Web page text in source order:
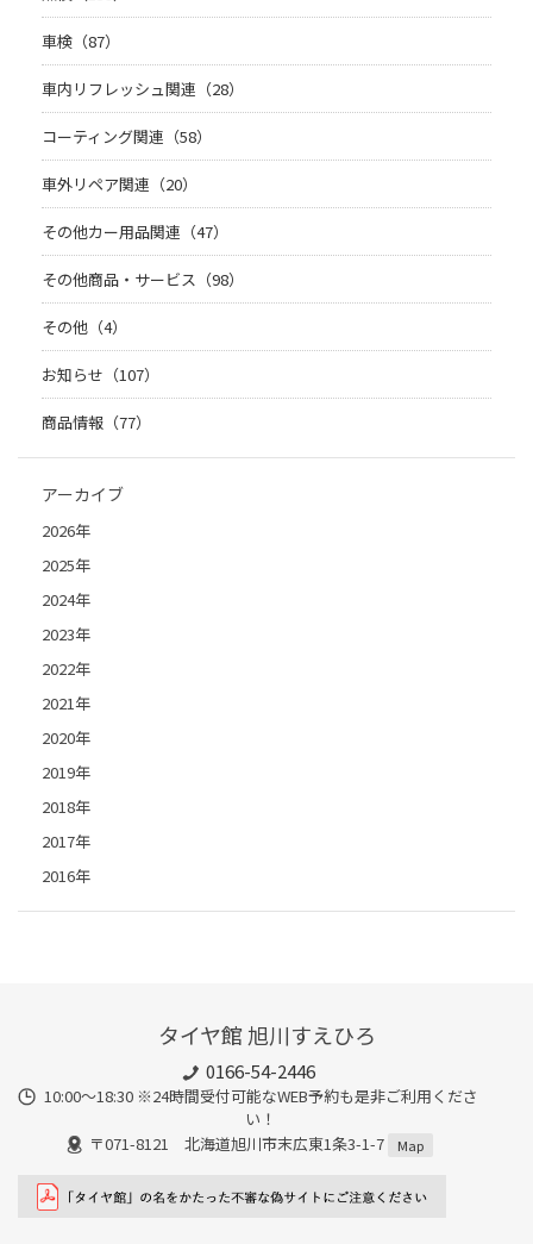
車検（87）
車内リフレッシュ関連（28）
コーティング関連（58）
車外リペア関連（20）
その他カー用品関連（47）
その他商品・サービス（98）
その他（4）
お知らせ（107）
商品情報（77）
アーカイブ
2026年
2025年
2024年
2023年
2022年
2021年
2020年
2019年
2018年
2017年
2016年
タイヤ館 旭川すえひろ
0166-54-2446
10:00～18:30 ※24時間受付可能なWEB予約も是非ご利用くださ
い！
〒071-8121 北海道旭川市末広東1条3-1-7
Map